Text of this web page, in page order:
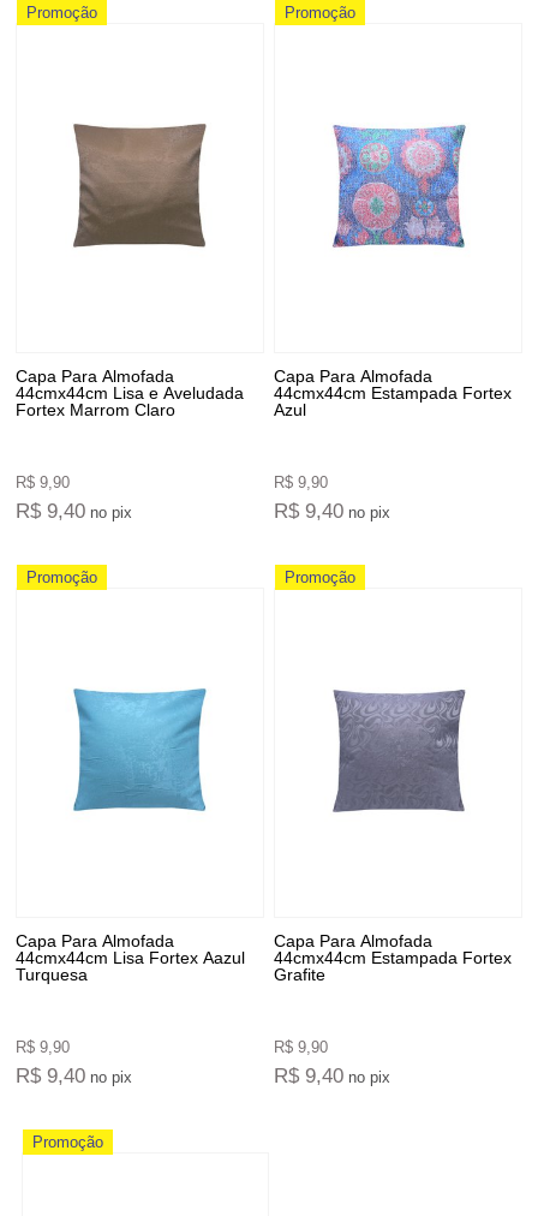
Promoção
Capa Para Almofada
44cmx44cm Lisa e Aveludada
Fortex Marrom Claro
R$ 9,90
R$ 9,40 no pix
Promoção
Capa Para Almofada
44cmx44cm Estampada Fortex
Azul
R$ 9,90
R$ 9,40 no pix
Promoção
Capa Para Almofada
44cmx44cm Lisa Fortex Aazul
Turquesa
R$ 9,90
R$ 9,40 no pix
Promoção
Capa Para Almofada
44cmx44cm Estampada Fortex
Grafite
R$ 9,90
R$ 9,40 no pix
Promoção